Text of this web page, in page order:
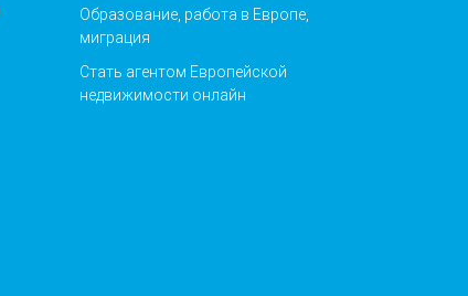
Образование, работа в Европе,
миграция
Стать агентом Европейской
недвижимости онлайн